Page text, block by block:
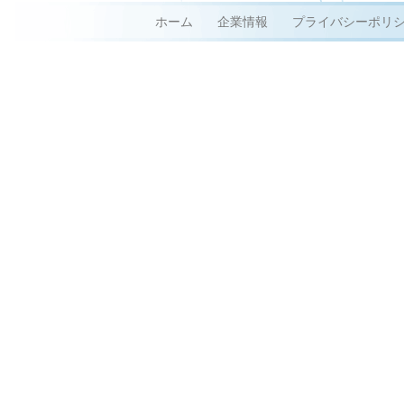
ホーム 企業情報 プライバシーポリ